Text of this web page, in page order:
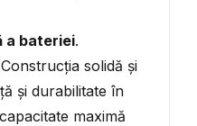
a bateriei.
solidă și
și durabilitate în
maximă